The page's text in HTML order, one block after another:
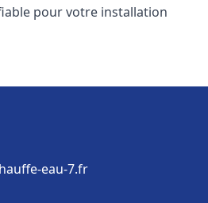
pour votre installation
eau-7.fr